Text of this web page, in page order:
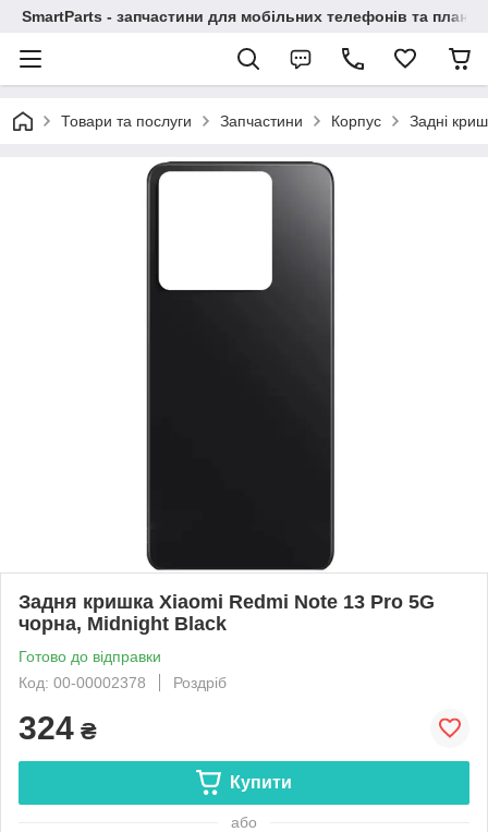
SmartParts - запчастини для мобільних телефонів та
Товари та послуги Запчастини Корпус Задні
Задня кришка Xiaomi Redmi Note 13 Pro 5G
чорна, Midnight Black
Готово до відправки
Код: 00-00002378
Роздріб
324 ₴
Купити
або